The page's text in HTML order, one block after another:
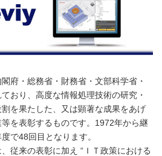
府・総務省・財務省・文部科学省・
おり、高度な情報処理技術の研究・
を果たした、又は顕著な成果をあげ
を表彰するものです。1972年から継
で48回目となります。
従来の表彰に加え “ＩＴ政策における